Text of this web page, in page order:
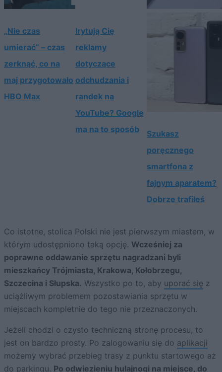
„Nie czas
umierać” – czas
zerknąć, co na
maj przygotowało
HBO Max
Irytują Cię
reklamy
dotyczące
odchudzania i
randek na
YouTube? Google
ma na to sposób
Szukasz
poręcznego
smartfona z
fajnym aparatem?
Dobrze trafiłeś
Co istotne, stolica Polski nie jest pierwszym miastem, w
którym udostępniono taką opcję. Wcześniej za
poprawne oddawanie sprzętu nagradzani byli
mieszkańcy Trójmiasta, Krakowa, Kołobrzegu,
Szczecina i Słupska. Wszystko po to, aby uporać się z
uciążliwym problemem pozostawiania sprzętu w
miejscach kompletnie do tego nie przeznaczonych.
Jeżeli chodzi o czysto techniczną stronę procesu, to
jest on bardzo prosty. Po zalogowaniu się do aplikacji
możemy wybrać przebieg trasy z punktu startowego aż
do parkingu. Po odwiezieniu hulajnogi na miejsce, do